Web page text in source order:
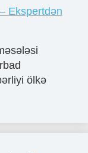
Ekspertdən
ölkə